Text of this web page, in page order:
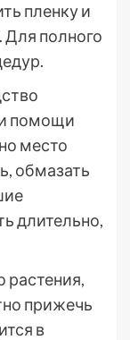
пленку и
Для полного
помощи
место
обмазать
длительно,
растения,
прижечь
в